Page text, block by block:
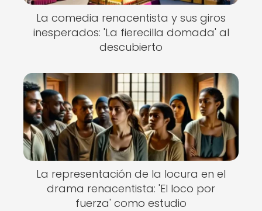
La comedia renacentista y sus giros
inesperados: 'La fierecilla domada' al
descubierto
La representación de la locura en el
drama renacentista: 'El loco por
fuerza' como estudio